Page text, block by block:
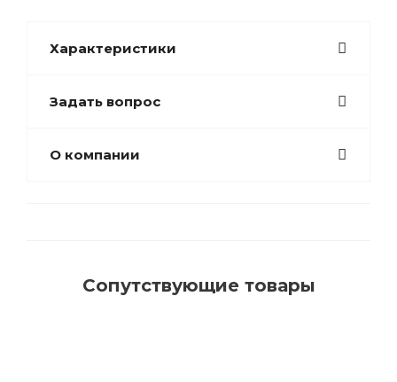
Характеристики
Задать вопрос
О компании
Сопутствующие товары